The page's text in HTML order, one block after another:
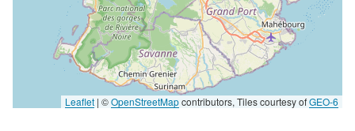
Leaflet | ©OpenStreetMapcontributors, Tiles courtesy ofGEO-6